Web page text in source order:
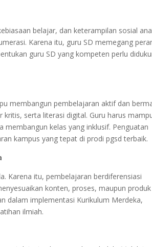
belajar, dan keterampilan sosial
Karena itu, guru SD memegang
guru SD yang kompeten perlu
membangun pembelajaran aktif dan
serta literasi digital. Guru harus
kelas yang inklusif. Penguatan
kampus yang tepat di prodi pgsd terbaik.
Karena itu, pembelajaran berdiferensiasi
konten, proses, maupun produk
dalam implementasi Kurikulum Merdeka,
ilmiah.